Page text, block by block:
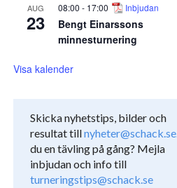
AUG
23
08:00 - 17:00 Inbjudan
Bengt Einarssons
minnesturnering
Visa kalender
Skicka nyhetstips, bilder och
resultat tillnyheter@schack.se.
du en tävling på gång? Mejla
inbjudan och info till
turneringstips@schack.se